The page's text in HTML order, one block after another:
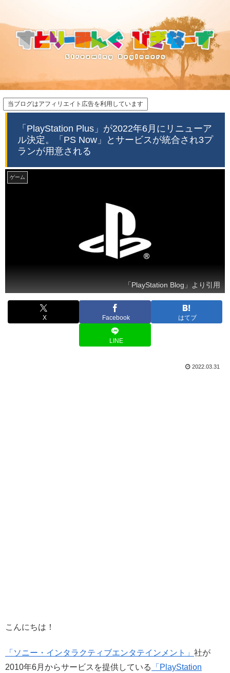
当ブログはアフィリエイト広告を利用しています
「PlayStation Plus」が2022年6月にリニューア
ル決定。「PS Now」とサービスが統合され3プ
ランが用意される
ゲーム
「PlayStation Blog」より引用
X Facebook はてブ
LINE
2022.03.31
こんにちは！
「ソニー・インタラクティブエンタテインメント」 社が
2010年6月からサービスを提供している
「PlayStation